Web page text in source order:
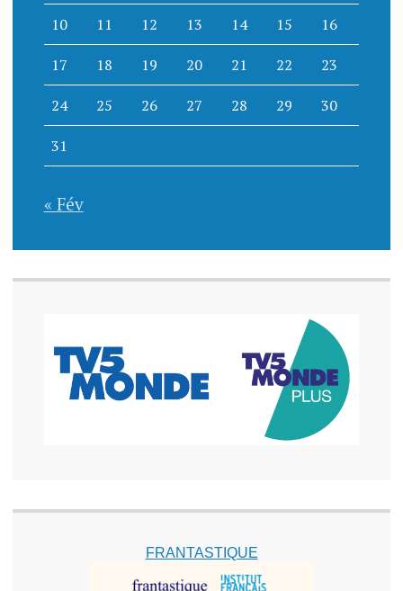
10 11 12 13 14 15 16
17 18 19 20 21 22 23
24 25 26 27 28 29 30
31
« Fév
FRANTASTIQUE